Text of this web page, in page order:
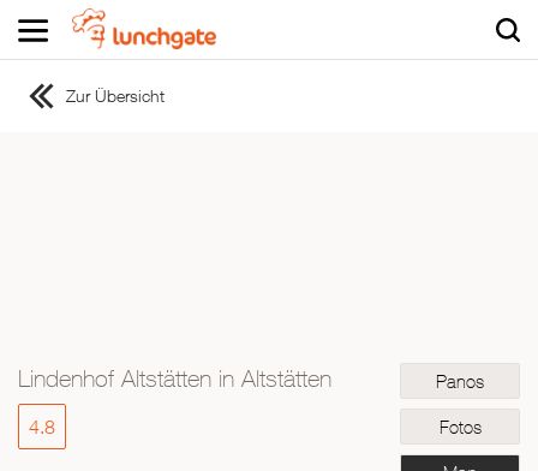
ZUR STARTSEITE
Mexikanisch
Spanisch
Zur Übersicht
Panos
Fotos
Lindenhof Altstätten in Altstätten
4.8